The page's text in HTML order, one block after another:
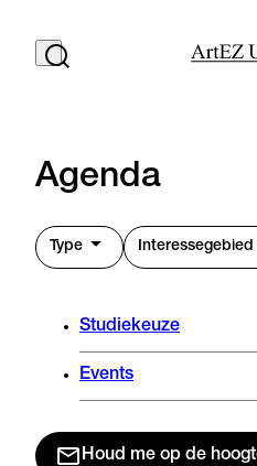
Agenda
Type Interessegebied
Studiekeuze
Events
Houd me op de